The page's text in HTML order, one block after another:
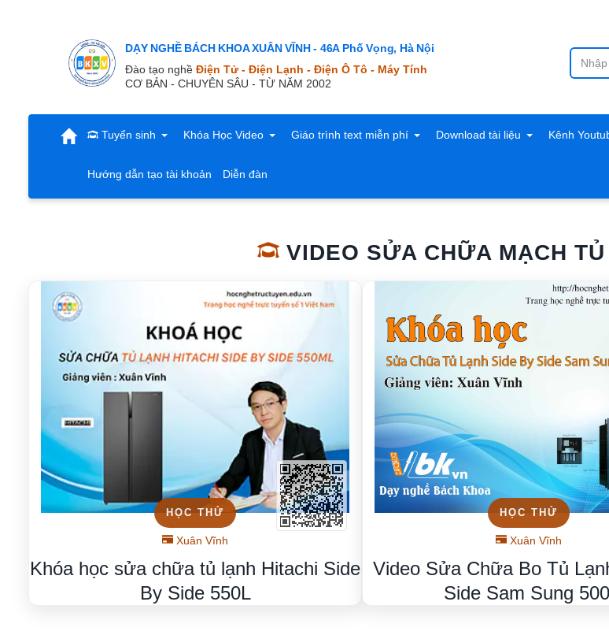
DẠY NGHỀ BÁCH KHOA XUÂN VĨNH - 46A Phố Vọng, Hà Nội
Đào tạo nghề Điện Tử - Điện Lạnh - Điện Ô Tô - Máy Tính
CƠ BẢN - CHUYÊN SÂU - TỪ NĂM 2002
Tuyển sinh Khóa Học Video Giáo trình text miễn phí Download tài liệu Kênh
Hướng dẫn tạo tài khoản Diễn đàn
VIDEO SỬA CHỮA MẠCH
HỌC THỬ
Xuân Vĩnh
Khóa học sửa chữa tủ lạnh Hitachi Side
By Side 550L
HỌC THỬ
Xuân Vĩnh
Video Sửa Chữa Bo Tủ
Side Sam Sung